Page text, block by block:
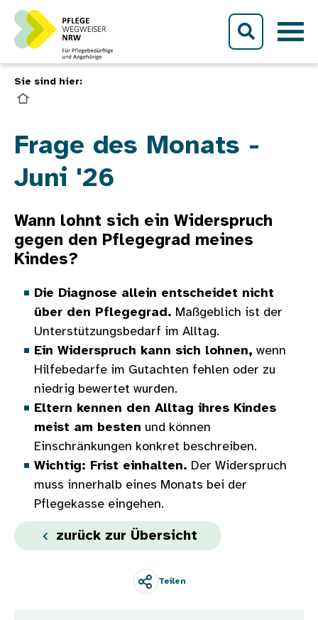
Direkt zum Inhalt
Sie sind hier:
BildFrage des Monats -
Juni '26
Wann lohnt sich ein Widerspruch
gegen den Pflegegrad meines
Kindes?
Die Diagnose allein entscheidet nicht
über den Pflegegrad. Maßgeblich ist der
Unterstützungsbedarf im Alltag.
Ein Widerspruch kann sich lohnen, wenn
Hilfebedarfe im Gutachten fehlen oder zu
niedrig bewertet wurden.
Eltern kennen den Alltag ihres Kindes
meist am besten und können
Einschränkungen konkret beschreiben.
Wichtig: Frist einhalten. Der Widerspruch
muss innerhalb eines Monats bei der
Pflegekasse eingehen.
zurück zur Übersicht
Teilen